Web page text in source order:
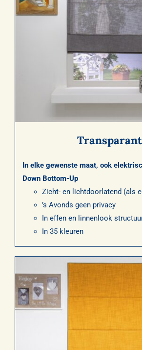
Transparant
In elke gewenste maat, ook
Down Bottom-Up
Zicht- en lichtdoorlatend (als
’s Avonds geen privacy
In effen en linnenlook
In 35 kleuren